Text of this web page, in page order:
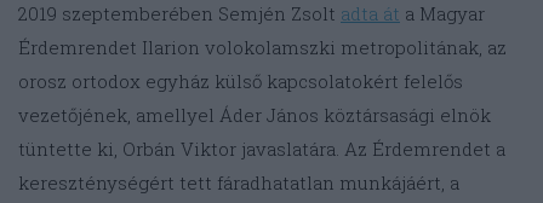
2019 szeptemberében Semjén Zsolt adta át a Magyar
Érdemrendet Ilarion volokolamszki metropolitának, az
orosz ortodox egyház külső kapcsolatokért felelős
vezetőjének, amellyel Áder János köztársasági elnök
tüntette ki, Orbán Viktor javaslatára. Az Érdemrendet a
kereszténységért tett fáradhatatlan munkájáért, a